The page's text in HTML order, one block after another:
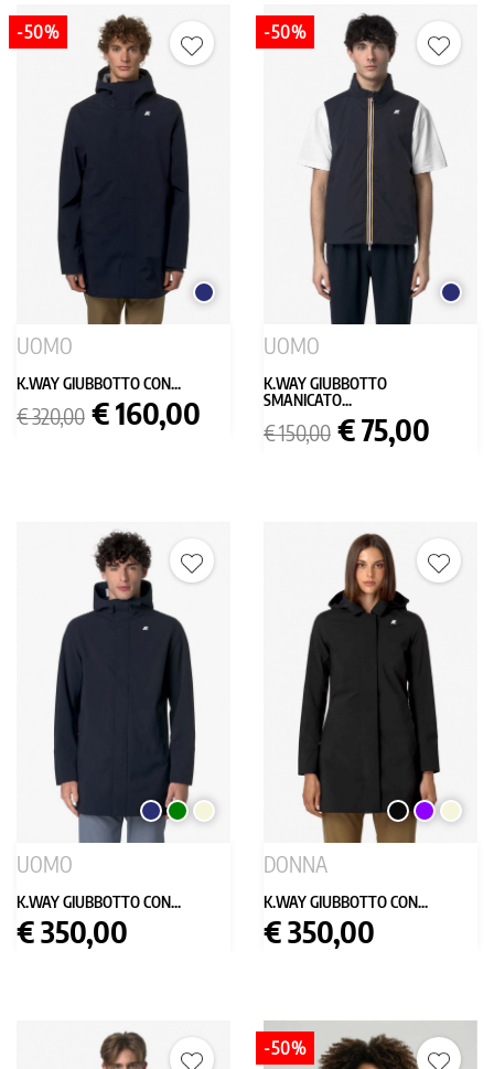
BLU
UOMO
K.WAY GIUBBOTTO CON...
Prezzo
base
€ 320,00 Prezzo
€ 160,00
-50%
BLU
UOMO
K.WAY GIUBBOTTO
SMANICATO...
Prezzo
base
€ 150,00 Prezzo
€ 75,00
-50%
BLU
SCURO
VERDE
BEIGE
UOMO
K.WAY GIUBBOTTO CON...
Prezzo
€ 350,00
NEROVIOLABEIGE
DONNA
K.WAY GIUBBOTTO CON...
Prezzo
€ 350,00
-50%